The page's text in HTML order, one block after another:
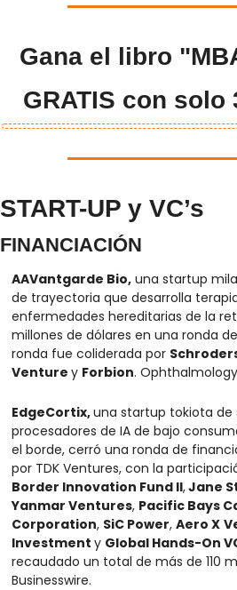
Gana el libro
GRATIS con solo
START-UP y VC’s
FINANCIACIÓN
AAVantgarde Bio, una startup
de trayectoria que desarrolla
enfermedades hereditarias de la
millones de dólares en una ronda
ronda fue coliderada por
Venture y Forbion.
EdgeCortix, una startup tokiota de
procesadores de IA de bajo
el borde, cerró una ronda de
por TDK Ventures, con la
Border Innovation Fund II, Jane
Yanmar Ventures, Pacific Bays
Corporation, SiC Power, Aero X
Investment y Global Hands-On
recaudado un total de más de 110
Businesswire.